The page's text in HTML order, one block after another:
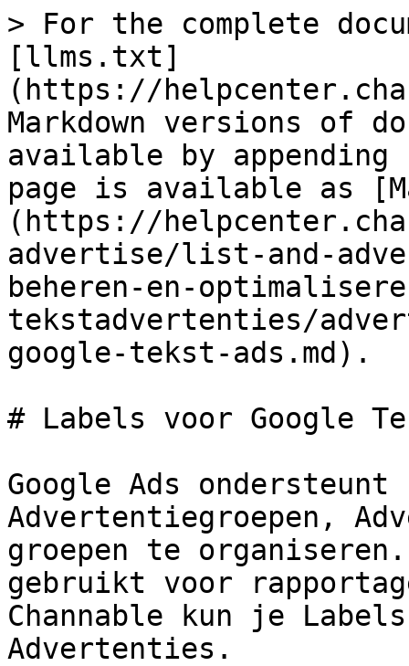
> For the complete
[llms.txt]
(https://
Markdown versions of
available by
page is available as
(https://
advertise/list-and-
beheren-en-
tekstadvertenties/
google-tekst-ads.md).
# Labels voor Google
Google Ads ondersteunt
Advertentiegroepen,
groepen te
gebruikt voor
Channable kun je
Advertenties.